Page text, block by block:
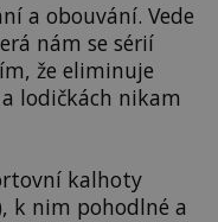
a obouvání. Vede
nám se sérií
že eliminuje
lodičkách nikam
kalhoty
k nim pohodlné a